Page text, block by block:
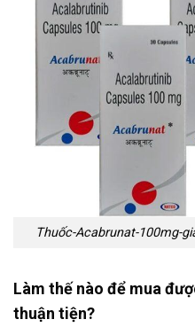
Thuốc-Acabrunat-100mg-
Làm thế nào để mua
thuận tiện?